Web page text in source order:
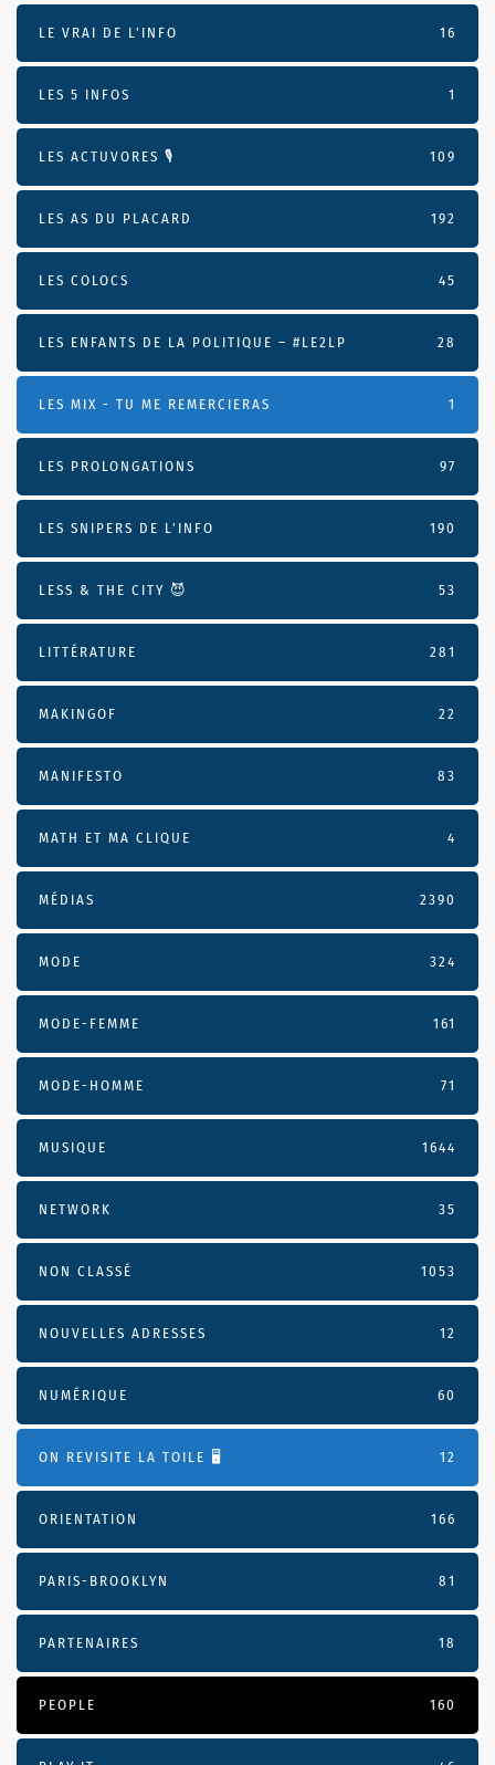
LE VRAI DE L’INFO 16
LES 5 INFOS 1
LES ACTUVORES 🎙 109
LES AS DU PLACARD 192
LES COLOCS 45
LES ENFANTS DE LA POLITIQUE – #LE2LP 28
LES MIX - TU ME REMERCIERAS 1
LES PROLONGATIONS 97
LES SNIPERS DE L’INFO 190
LESS & THE CITY 😈 53
LITTÉRATURE 281
MAKINGOF 22
MANIFESTO 83
MATH ET MA CLIQUE 4
MÉDIAS 2390
MODE 324
MODE-FEMME 161
MODE-HOMME 71
MUSIQUE 1644
NETWORK 35
NON CLASSÉ 1053
NOUVELLES ADRESSES 12
NUMÉRIQUE 60
ON REVISITE LA TOILE 🖥️ 12
ORIENTATION 166
PARIS-BROOKLYN 81
PARTENAIRES 18
PEOPLE 160